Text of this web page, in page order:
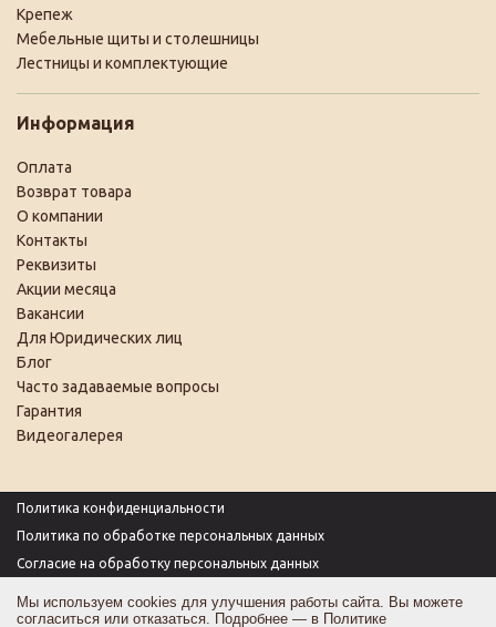
Крепеж
Мебельные щиты и столешницы
Лестницы и комплектующие
Информация
Оплата
Возврат товара
О компании
Контакты
Реквизиты
Акции месяца
Вакансии
Для Юридических лиц
Блог
Часто задаваемые вопросы
Гарантия
Видеогалерея
Политика конфиденциальности
Политика по обработке персональных данных
Согласие на обработку персональных данных
Согласие на получение рекламы
Мы используем cookies для улучшения работы сайта. Вы можете
согласиться или отказаться. Подробнее — в Политике